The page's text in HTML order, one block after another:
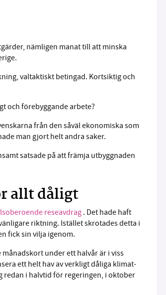
nämligen manat till att minska
valtaktiskt betingad. Kortsiktig och
och förebyggande arbete?
från den såväl ekonomiska som
man gjort helt andra saker.
satsade på att främja utbyggnaden
allt dåligt
reseavdrag . Det hade haft
riktning. Istället skrotades detta i
fick sin vilja igenom.
under ett halvår är i viss
ett helt hav av verkligt dåliga klimat-
redan i halvtid för regeringen, i oktober